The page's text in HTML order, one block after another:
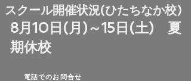
​スクール開催状況(ひたちなか校)
8月10日(月)～15日(土) 夏
期休校
電話でのお問合せ